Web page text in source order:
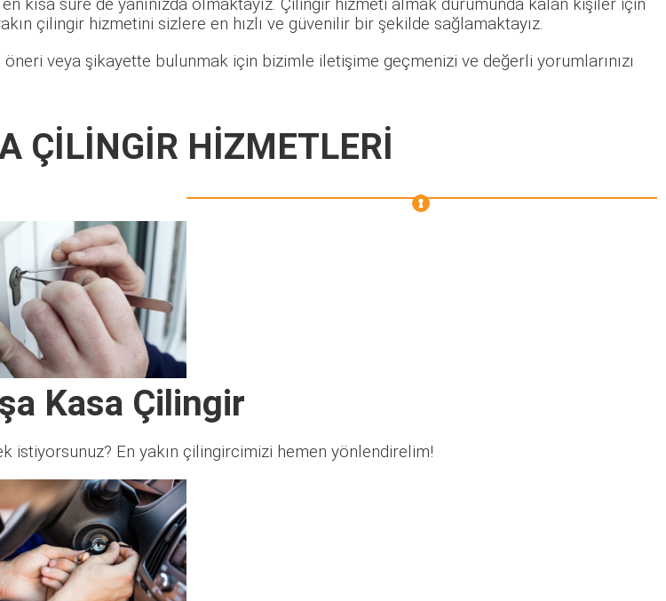
süre de yanınızda olmaktayız. Çilingir hizmeti almak durumunda kalan kişiler için
çilingir hizmetini sizlere en hızlı ve güvenilir bir şekilde sağlamaktayız.
veya şikayette bulunmak için bizimle iletişime geçmenizi ve değerli yorumlarınızı
ÇİLİNGİR HİZMETLERİ
Kasa Çilingir
istiyorsunuz? En yakın çilingircimizi hemen yönlendirelim!